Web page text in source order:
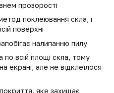
прозорості
поклеювання скла, і
поверхні
налипанню пилу
всій площі скла, тому
екрані, але не відклеїлося
яке захищає